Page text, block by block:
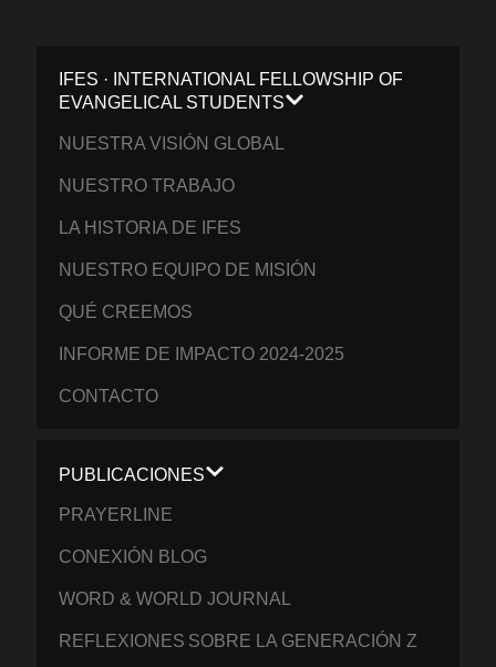
IFES · INTERNATIONAL FELLOWSHIP OF
EVANGELICAL STUDENTS
NUESTRA VISIÓN GLOBAL
NUESTRO TRABAJO
LA HISTORIA DE IFES
NUESTRO EQUIPO DE MISIÓN
QUÉ CREEMOS
INFORME DE IMPACTO 2024-2025
CONTACTO
PUBLICACIONES
PRAYERLINE
CONEXIÓN BLOG
WORD & WORLD JOURNAL
REFLEXIONES SOBRE LA GENERACIÓN Z